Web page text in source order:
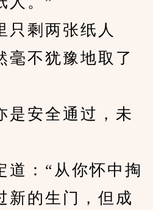
剩两张纸人
毫不犹豫地取了
安全通过，未
：“从你怀中掏
新的生门，但成